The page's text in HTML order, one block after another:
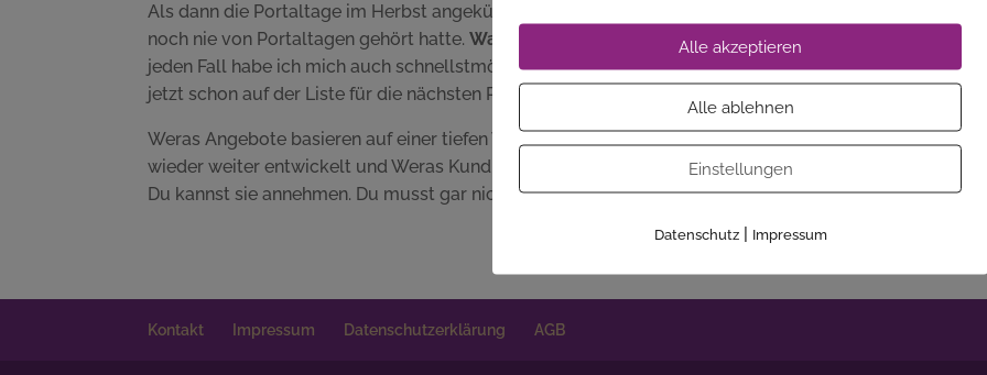
Als dann die Portaltage im Herbst angekündigt wurden, musste ich nicht lange überlegen, obwohl ich
noch nie von Portaltagen gehört hatte.Was da alles in mir passiert ist, ist kaum in Worte zu fassen.
jeden Fall habe ich mich auch schnellstmöglich für die Portaltage im Dezember angemeldet und bin
jetzt schon auf der Liste für die nächsten Portaltage.
Weras Angebote basieren auf einer tiefen Weisheit und Weras eigener Erfahrung. Sie werden immer
wieder weiter entwickelt und Weras Kundinnen und Kunden zum Selbstcoaching zur Verfügung
Du kannst sie annehmen. Du musst gar nichts. Mir tut das sehr gut.
Kontakt Impressum Datenschutzerklärung AGB
Alle akzeptieren
Alle ablehnen
Einstellungen
Datenschutz| Impressum